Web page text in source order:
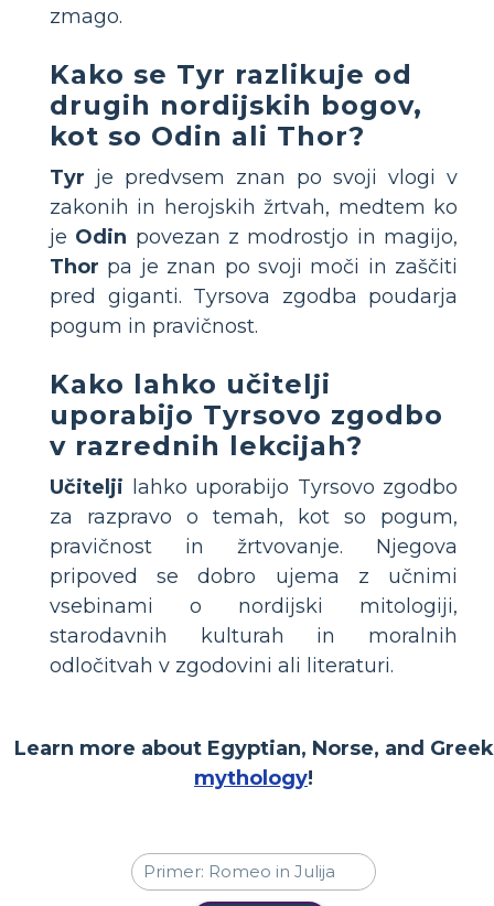
zmago.
Kako se Tyr razlikuje od
drugih nordijskih bogov,
kot so Odin ali Thor?
Tyr je predvsem znan po svoji vlogi v
zakonih in herojskih žrtvah, medtem ko
je Odin povezan z modrostjo in magijo,
Thor pa je znan po svoji moči in zaščiti
pred giganti. Tyrsova zgodba poudarja
pogum in pravičnost.
Kako lahko učitelji
uporabijo Tyrsovo zgodbo
v razrednih lekcijah?
Učitelji lahko uporabijo Tyrsovo zgodbo
za razpravo o temah, kot so pogum,
pravičnost in žrtvovanje. Njegova
pripoved se dobro ujema z učnimi
vsebinami o nordijski mitologiji,
starodavnih kulturah in moralnih
odločitvah v zgodovini ali literaturi.
Learn more about Egyptian, Norse, and Greek
mythology!